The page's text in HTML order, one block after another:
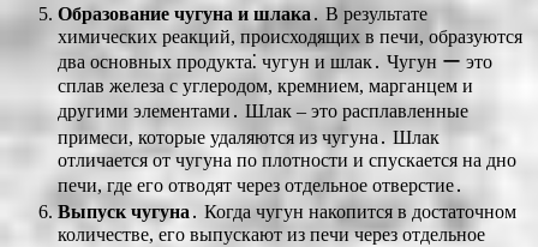
Образование чугуна и шлака ․ В результате
химических реакций, происходящих в печи, образуются
два основных продукта⁚ чугун и шлак․ Чугун ー это
сплав железа с углеродом, кремнием, марганцем и
другими элементами․ Шлак ‒ это расплавленные
примеси, которые удаляются из чугуна․ Шлак
отличается от чугуна по плотности и спускается на дно
печи, где его отводят через отдельное отверстие․
Выпуск чугуна ․ Когда чугун накопится в достаточном
количестве, его выпускают из печи через отдельное